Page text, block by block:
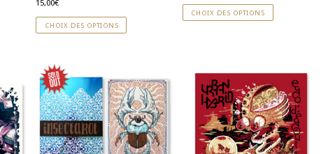
15,00€
CHOIX DES OPTIONS
CHOIX DES OPTIONS